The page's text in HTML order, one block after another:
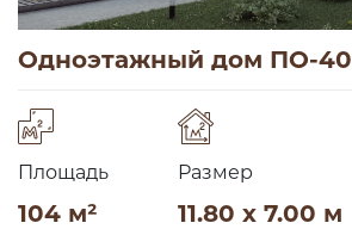
Одноэтажный дом ПО-40
Площадь
104 м²
Размер
11.80 x 7.00 м